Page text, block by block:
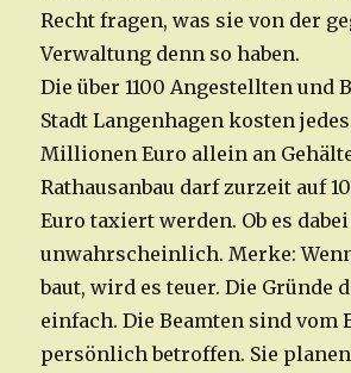
Recht fragen, was sie von der
Verwaltung denn so haben.
Die über 1100 Angestellten und
Stadt Langenhagen kosten
Millionen Euro allein an
Rathausanbau darf zurzeit auf
Euro taxiert werden. Ob es
unwahrscheinlich. Merke:
baut, wird es teuer. Die Gründe
einfach. Die Beamten sind vom
persönlich betroffen. Sie